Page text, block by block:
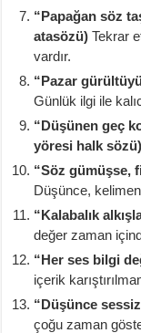
“Papağan söz
atasözü) Tekrar
vardır.
“Pazar
Günlük ilgi ile
“Düşünen geç
yöresi halk sözü)
“Söz gümüşse,
Düşünce,
“Kalabalık
değer zaman
“Her ses bilgi
içerik
“Düşünce
çoğu zaman